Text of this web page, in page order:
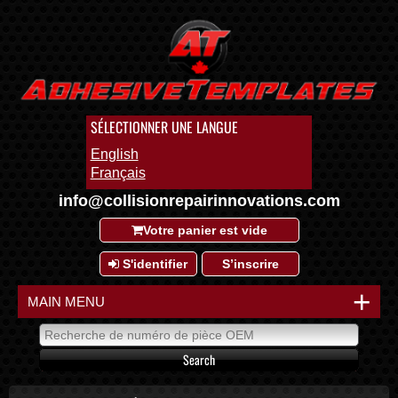
SÉLECTIONNER UNE LANGUE
English
Français
info@collisionrepairinnovations.com
Votre panier est vide
S'identifier S’inscrire
+
MAIN MENU